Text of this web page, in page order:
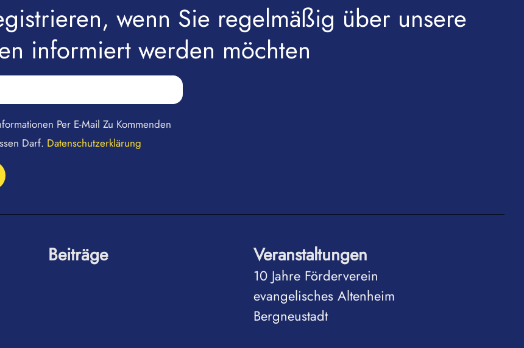
wenn Sie regelmäßig über unsere
informiert werden möchten
Per E-Mail Zu Kommenden
Darf. Datenschutzerklärung
Beiträge Veranstaltungen
10 Jahre Förderverein
evangelisches Altenheim
Bergneustadt